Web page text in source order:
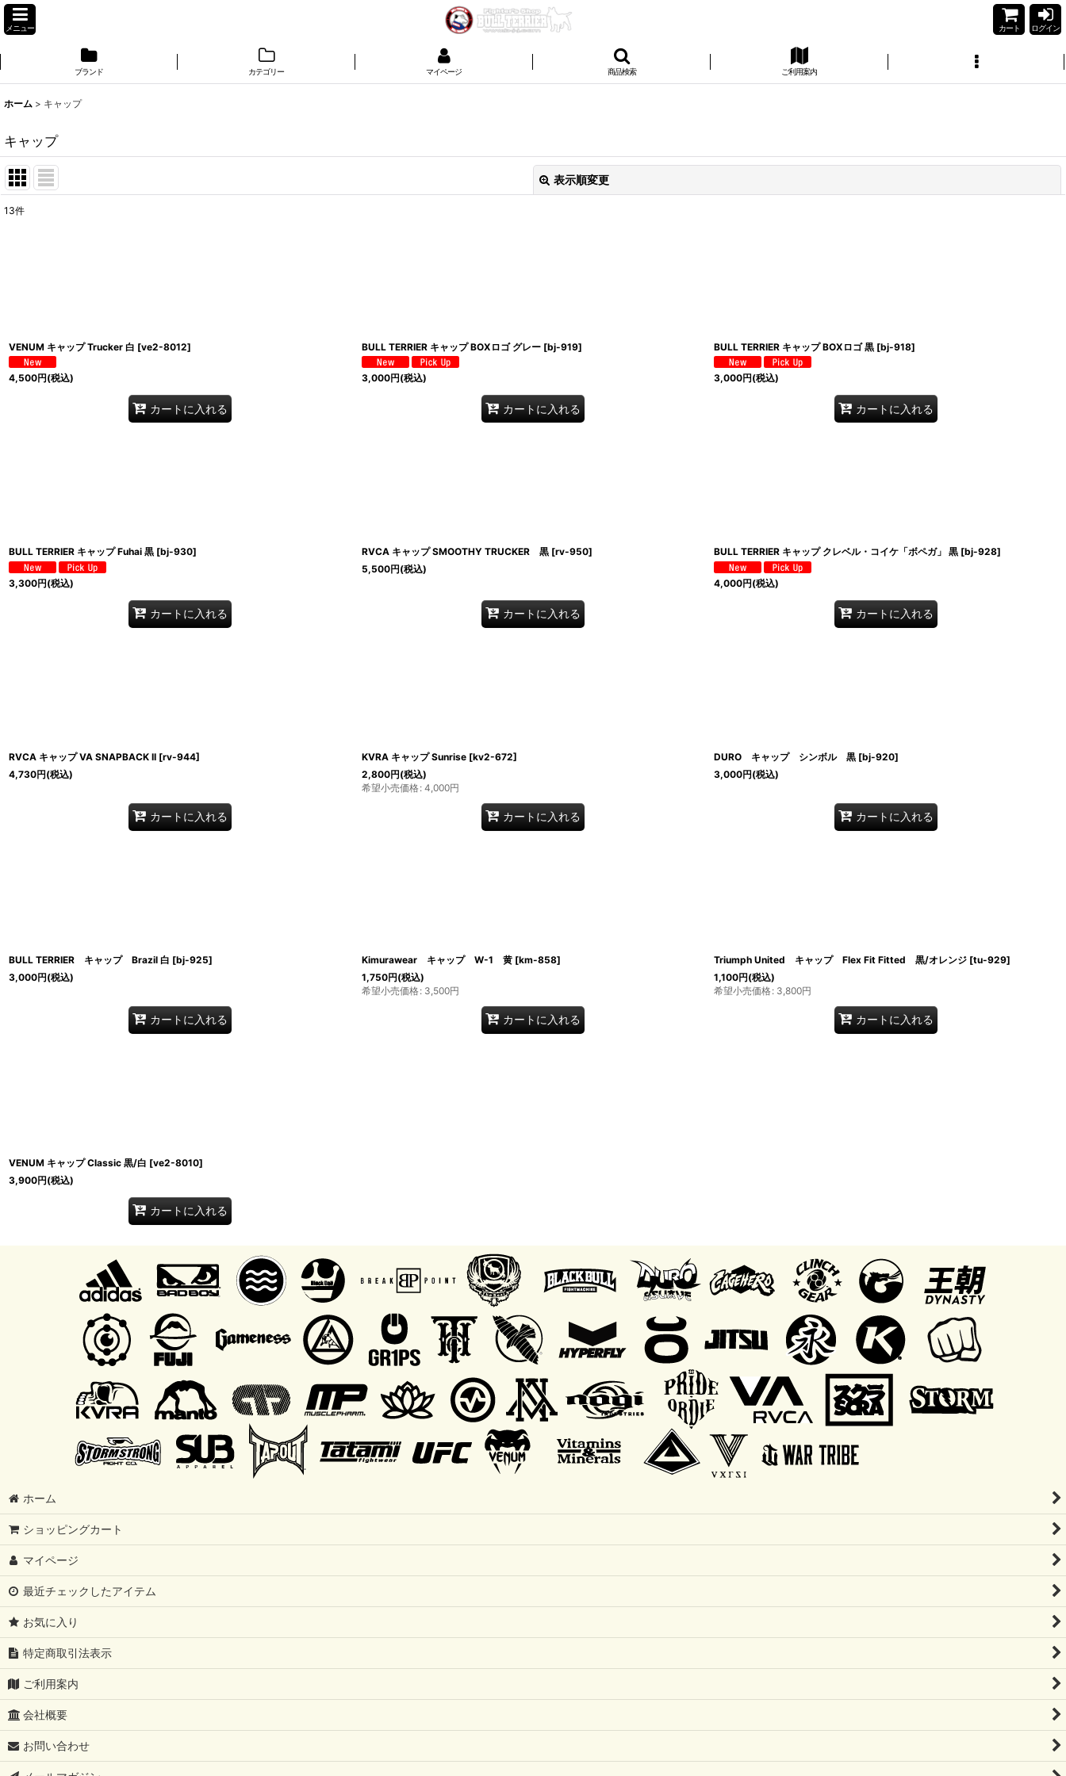
メニュー カート ログイン
ブランド カテゴリー マイページ 商品検索 ご利用案内
ホーム > キャップ
キャップ
表示順変更
13件
VENUM キャップ Trucker 白 [ve2-8012]
4,500円(税込)
カートに入れる
BULL TERRIER キャップ BOXロゴ グレー [bj-919]
3,000円(税込)
カートに入れる
BULL TERRIER キャップ BOXロゴ 黒 [bj-918]
3,000円(税込)
カートに入れる
BULL TERRIER キャップ Fuhai 黒 [bj-930]
3,300円(税込)
カートに入れる
RVCA キャップ SMOOTHY TRUCKER 黒 [rv-950]
5,500円(税込)
カートに入れる
BULL TERRIER キャップ クレベル・コイケ「ボペガ」 黒 [bj-928]
4,000円(税込)
カートに入れる
RVCA キャップ VA SNAPBACK II [rv-944]
4,730円(税込)
カートに入れる
KVRA キャップ Sunrise [kv2-672]
2,800円(税込)
希望小売価格: 4,000円
カートに入れる
DURO キャップ シンボル 黒 [bj-920]
3,000円(税込)
カートに入れる
BULL TERRIER キャップ Brazil 白 [bj-925]
3,000円(税込)
カートに入れる
Kimurawear キャップ W-1 黄 [km-858]
1,750円(税込)
希望小売価格: 3,500円
カートに入れる
Triumph United キャップ Flex Fit Fitted 黒/オレンジ [tu-929]
1,100円(税込)
希望小売価格: 3,800円
カートに入れる
VENUM キャップ Classic 黒/白 [ve2-8010]
3,900円(税込)
カートに入れる
ホーム
ショッピングカート
マイページ
最近チェックしたアイテム
お気に入り
特定商取引法表示
ご利用案内
会社概要
お問い合わせ